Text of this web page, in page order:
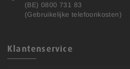
(BE) 0800 731 83
(Gebruikelijke telefoonkosten)
Klantenservice